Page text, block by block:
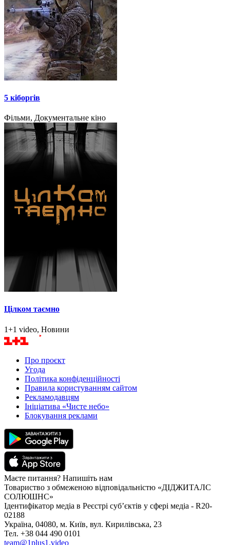
5 кіборгів
Фільми, Документальне кіно
Цілком таємно
1+1 video, Новини
Про проєкт
Угода
Політика конфіденційності
Правила користуванням сайтом
Рекламодавцям
Ініціатива «Чисте небо»
Блокування реклами
Маєте питання? Напишіть нам
Товариство з обмеженою відповідальністю «ДІДЖИТАЛС
СОЛЮШНС»
Ідентифікатор медіа в Реєстрі суб’єктів у сфері медіа - R20-
02188
Україна, 04080, м. Київ, вул. Кирилівська, 23
Тел. +38 044 490 0101
team@1plus1.video